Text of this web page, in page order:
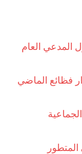
المدعي العام
فظائع الماضي